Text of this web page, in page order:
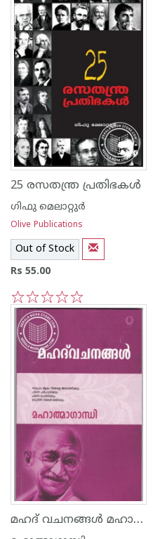
25 രസതന്ത്ര പ്രതിഭകള്‍
ഗിഫു മെലാറ്റുര്‍‌
Olive Publications
Out of Stock
Rs 55.00
5
4
3
2
1
മഹദ് വചനങ്ങള്‍ മഹാത്മാഗാന്ധി